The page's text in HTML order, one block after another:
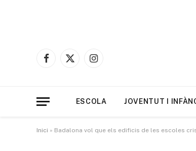
Facebook
X
Instagram
ESCOLA JOVENTUT I
Inici » Badalona vol que els edificis de les escoles